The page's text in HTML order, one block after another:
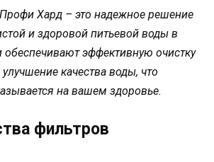
Хард – это надежное решение
и здоровой питьевой воды в
эффективную очистку
качества воды, что
на вашем здоровье.
фильтров